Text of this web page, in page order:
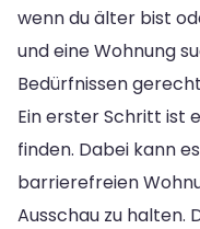
wenn du älter bist
und eine Wohnung
Bedürfnissen
Ein erster Schritt ist
finden. Dabei kann
barrierefreien
Ausschau zu halten.